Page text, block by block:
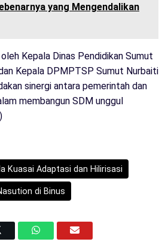
yang Mengendalikan
Kepala Dinas Pendidikan Sumut
Kepala DPMPTSP Sumut Nurbaiti
sinergi antara pemerintah dan
membangun SDM unggul
Kuasai Adaptasi dan Hilirisasi
di Binus